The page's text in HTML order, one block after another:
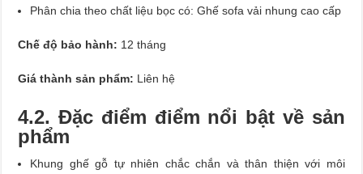
Phân chia theo chất liệu bọc có: Ghế sofa vải nhung cao cấp
Chế độ bảo hành: 12 tháng
Giá thành sản phẩm: Liên hệ
4.2. Đặc điểm điểm nổi bật về sản
phẩm
Khung ghế gỗ tự nhiên chắc chắn và thân thiện với môi